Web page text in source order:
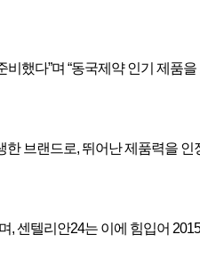
했다”며 “동국제약 인기 제품
브랜드로, 뛰어난 제품력을
, 센텔리안24는 이에 힘입어